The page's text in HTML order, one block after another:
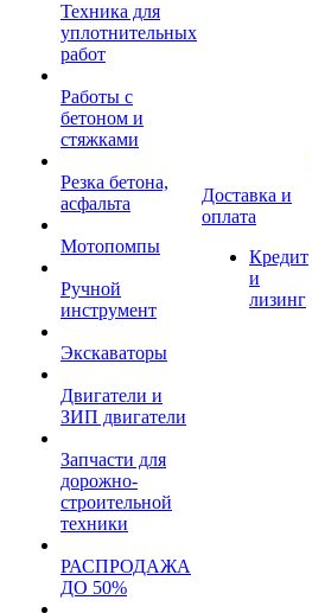
Техника для
уплотнительных
работ
Работы с
бетоном и
стяжками
Резка бетона,
асфальта
Мотопомпы
Ручной
инструмент
Экскаваторы
Двигатели и
ЗИП двигатели
Запчасти для
дорожно-
строительной
техники
РАСПРОДАЖА
ДО 50%
Доставка и
оплата
Кредит
и
лизинг